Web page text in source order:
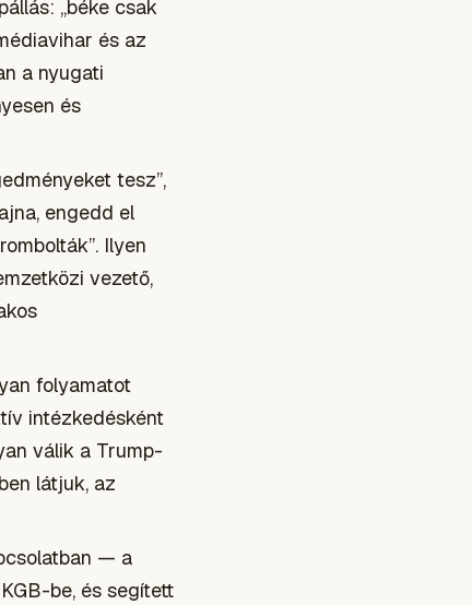
„béke csak
és az
a nyugati
és
tesz”,
engedd el
Ilyen
vezető,
folyamatot
intézkedésként
válik a Trump-
látjuk, az
— a
be, és segített